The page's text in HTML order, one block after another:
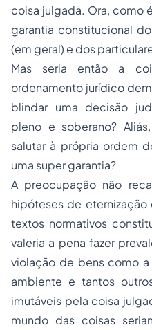
coisa julgada. Ora, como
garantia constitucional
(em geral) e dos
Mas seria então a
ordenamento jurídico
blindar uma decisão
pleno e soberano?
salutar à própria ordem
uma super garantia?
A preocupação não
hipóteses de
textos normativos
valeria a pena fazer
violação de bens como
ambiente e tantos
imutáveis pela coisa
mundo das coisas